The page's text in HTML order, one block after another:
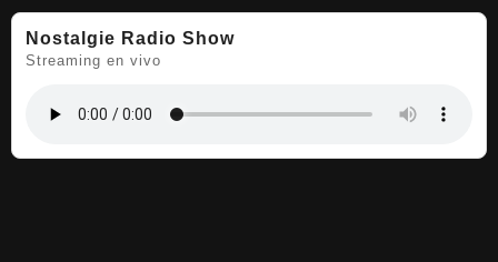
Nostalgie Radio Show
Streaming en vivo